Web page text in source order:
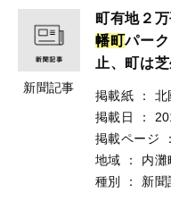
新聞記事
町有地２
幡町パー
止、町は
掲載紙 ：
北
掲載日
：
掲載ページ
：
地域
： 内灘
種別
： 新聞